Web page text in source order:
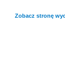
Zobacz stronę